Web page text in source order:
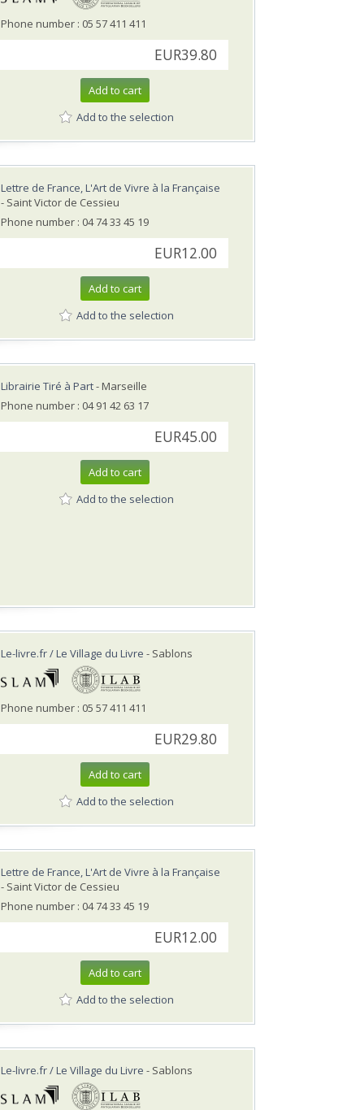
Phone number : 05 57 411 411
EUR39.80
Add to cart
Add to the selection
Lettre de France, L'Art de Vivre à la Française
- Saint Victor de Cessieu
Phone number : 04 74 33 45 19
EUR12.00
Add to cart
Add to the selection
Librairie Tiré à Part- Marseille
Phone number : 04 91 42 63 17
EUR45.00
Add to cart
Add to the selection
Le-livre.fr / Le Village du Livre - Sablons
Phone number : 05 57 411 411
EUR29.80
Add to cart
Add to the selection
Lettre de France, L'Art de Vivre à la Française
- Saint Victor de Cessieu
Phone number : 04 74 33 45 19
EUR12.00
Add to cart
Add to the selection
Le-livre.fr / Le Village du Livre - Sablons